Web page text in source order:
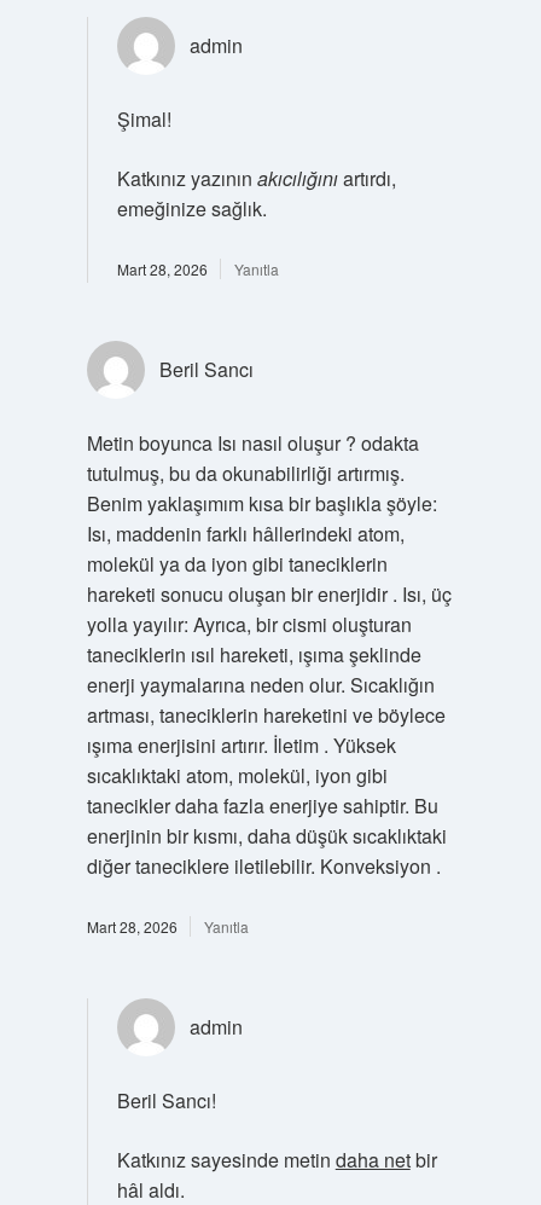
admin
Şimal!
Katkınız yazının akıcılığınıartırdı,
emeğinize sağlık.
Mart 28, 2026 Yanıtla
Beril Sancı
Metin boyunca Isı nasıl oluşur ? odakta
tutulmuş, bu da okunabilirliği artırmış.
Benim yaklaşımım kısa bir başlıkla şöyle:
Isı, maddenin farklı hâllerindeki atom,
molekül ya da iyon gibi taneciklerin
hareketi sonucu oluşan bir enerjidir . Isı, üç
yolla yayılır: Ayrıca, bir cismi oluşturan
taneciklerin ısıl hareketi, ışıma şeklinde
enerji yaymalarına neden olur. Sıcaklığın
artması, taneciklerin hareketini ve böylece
ışıma enerjisini artırır. İletim . Yüksek
sıcaklıktaki atom, molekül, iyon gibi
tanecikler daha fazla enerjiye sahiptir. Bu
enerjinin bir kısmı, daha düşük sıcaklıktaki
diğer taneciklere iletilebilir. Konveksiyon .
Mart 28, 2026 Yanıtla
admin
Beril Sancı!
Katkınız sayesinde metin daha netbir
hâl aldı.